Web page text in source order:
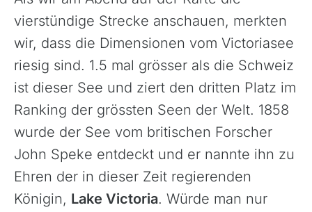
vierstündige Strecke anschauen, merkten
wir, dass die Dimensionen vom Victoriasee
riesig sind. 1.5 mal grösser als die Schweiz
ist dieser See und ziert den dritten Platz im
Ranking der grössten Seen der Welt. 1858
wurde der See vom britischen Forscher
John Speke entdeckt und er nannte ihn zu
Ehren der in dieser Zeit regierenden
Königin, Lake Victoria. Würde man nur